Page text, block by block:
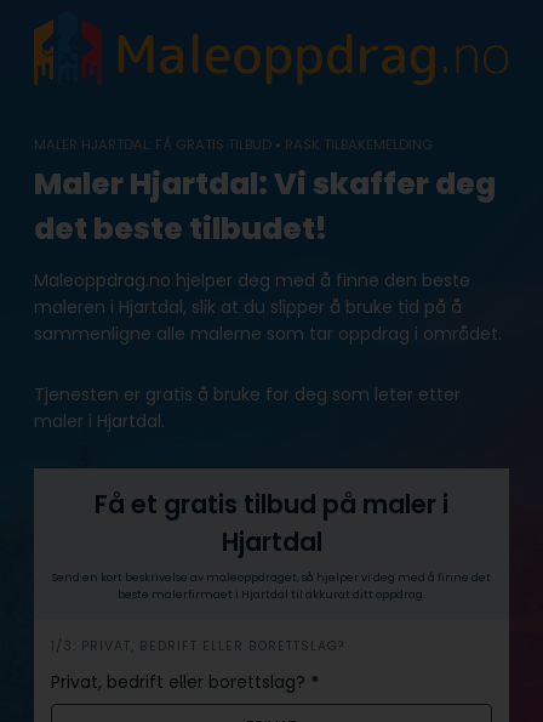
content
MALER HJARTDAL: FÅ GRATIS TILBUD • RASK TILBAKEMELDING
Maler Hjartdal: Vi skaffer deg
det beste tilbudet!
Maleoppdrag.no hjelper deg med å finne den beste
maleren i Hjartdal, slik at du slipper å bruke tid på å
sammenligne alle malerne som tar oppdrag i området.
Tjenesten er gratis å bruke for deg som leter etter
maler i Hjartdal.
Få et gratis tilbud på maler i
Hjartdal
Send en kort beskrivelse av maleoppdraget, så hjelper vi deg med å finne det
beste malerfirmaet i Hjartdal til akkurat ditt oppdrag.
h
e
r
1/3: PRIVAT, BEDRIFT ELLER BORETTSLAG?
Privat, bedrift eller borettslag? *